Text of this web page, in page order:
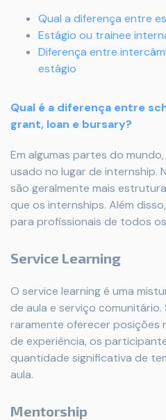
Qual a diferença entre
Estágio ou trainee
Diferença entre
estágio
Qual é a diferença entre
grant, loan e bursary?
Em algumas partes do
usado no lugar de internship.
são geralmente mais
que os internships. Além
para profissionais de todos
Service Learning
O service learning é uma
de aula e serviço
raramente oferecer posições
de experiência, os
quantidade significativa de
aula.
Mentorship